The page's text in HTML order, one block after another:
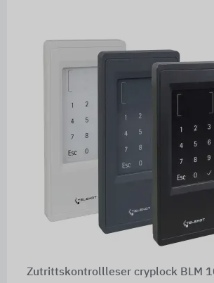
Zutrittskontrollleser cryplock BLM